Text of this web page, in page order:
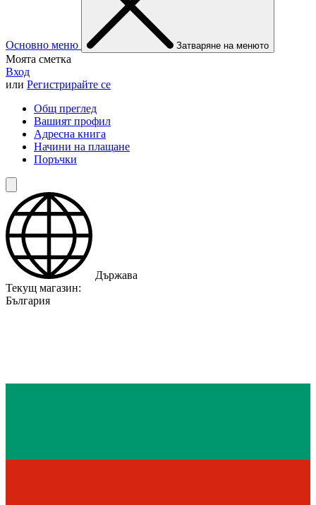
Основно меню Затваряне на менюто
Моята сметка
Вход
или Регистрирайте се
Общ преглед
Вашият профил
Адресна книга
Начини на плащане
Поръчки
Държава
Текущ магазин:
България